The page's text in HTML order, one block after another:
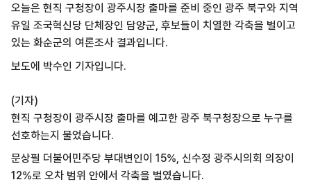
오늘은 현직 구청장이 광주시장 출마를 준비 중인 광주 북구와 지역
유일 조국혁신당 단체장인 담양군, 후보들이 치열한 각축을 벌이고
있는 화순군의 여론조사 결과입니다.
보도에 박수인 기자입니다.
(기자)
현직 구청장이 광주시장 출마를 예고한 광주 북구청장으로 누구를
선호하는지 물었습니다.
문상필 더불어민주당 부대변인이 15%, 신수정 광주시의회 의장이
12%로 오차 범위 안에서 각축을 벌였습니다.